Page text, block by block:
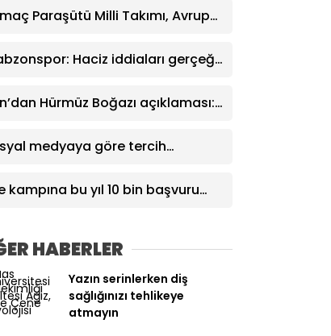
Paraşütü Milli Takımı, Avrupa
Haciz iddiaları gerçeği
Hürmüz Boğazı açıklaması:
medyaya göre tercih
kampına bu yıl 10 bin başvuru
HABERLER
Yazın serinlerken diş
sağlığınızı tehlikeye
atmayın